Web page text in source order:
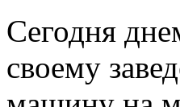
Сегодня
своему